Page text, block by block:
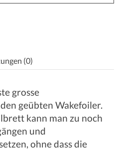
(0)
grosse
geübten Wakefoiler.
kann man zu noch
und
ohne dass die